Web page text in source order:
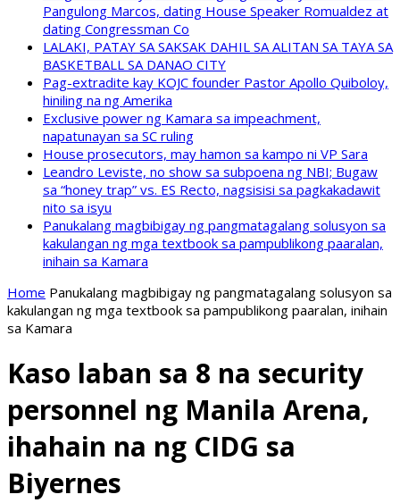
Pangulong Marcos, dating House Speaker Romualdez at
dating Congressman Co
LALAKI, PATAY SA SAKSAK DAHIL SA ALITAN SA TAYA SA
BASKETBALL SA DANAO CITY
Pag-extradite kay KOJC founder Pastor Apollo Quiboloy,
hiniling na ng Amerika
Exclusive power ng Kamara sa impeachment,
napatunayan sa SC ruling
House prosecutors, may hamon sa kampo ni VP Sara
Leandro Leviste, no show sa subpoena ng NBI; Bugaw
sa “honey trap” vs. ES Recto, nagsisisi sa pagkakadawit
nito sa isyu
Panukalang magbibigay ng pangmatagalang solusyon sa
kakulangan ng mga textbook sa pampublikong paaralan,
inihain sa Kamara
Home Panukalang magbibigay ng pangmatagalang solusyon sa
kakulangan ng mga textbook sa pampublikong paaralan, inihain
sa Kamara
Kaso laban sa 8 na security
personnel ng Manila Arena,
ihahain na ng CIDG sa
Biyernes